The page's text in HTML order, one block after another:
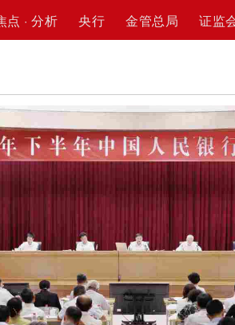
点 · 分析 央行 金管总局 证监